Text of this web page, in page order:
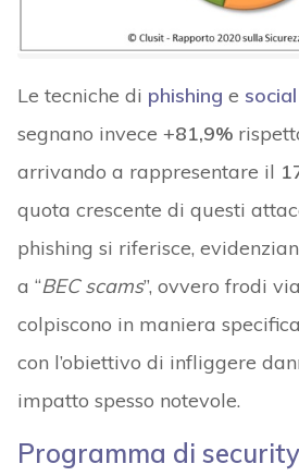
Le tecniche di phishing e
segnano invece +81,9%
arrivando a rappresentare il
quota crescente di questi
phishing si riferisce,
a “BEC scams”, ovvero frodi
colpiscono in maniera
con l’obiettivo di infliggere
impatto spesso notevole.
Programma di